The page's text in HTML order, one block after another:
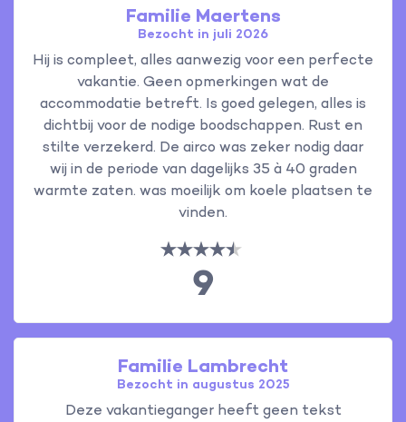
Familie Maertens
Bezocht in juli 2026
Hij is compleet, alles aanwezig voor een perfecte
vakantie. Geen opmerkingen wat de
accommodatie betreft. Is goed gelegen, alles is
dichtbij voor de nodige boodschappen. Rust en
stilte verzekerd. De airco was zeker nodig daar
wij in de periode van dagelijks 35 à 40 graden
warmte zaten. was moeilijk om koele plaatsen te
vinden.
9
Familie Lambrecht
Bezocht in augustus 2025
Deze vakantieganger heeft geen tekst